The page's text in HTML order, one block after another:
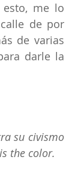
me lo
de por
de varias
darle la
su civismo
the color.